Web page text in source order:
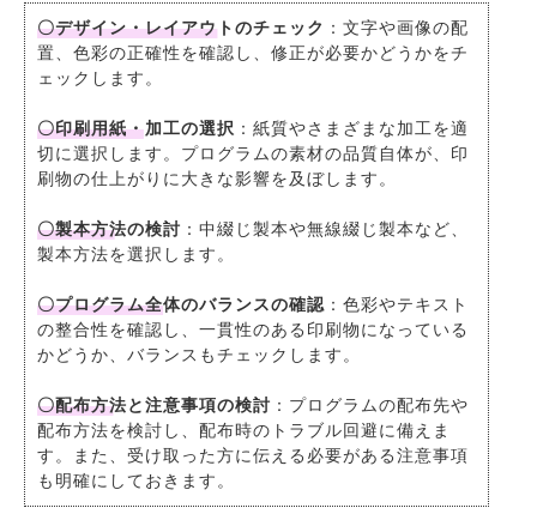
〇デザイン・レイアウトのチェック ：文字や画像の配
置、色彩の正確性を確認し、修正が必要かどうかをチ
ェックします。
〇印刷用紙・加工の選択 ：紙質やさまざまな加工を適
切に選択します。プログラムの素材の品質自体が、印
刷物の仕上がりに大きな影響を及ぼします。
〇製本方法の検討 ：中綴じ製本や無線綴じ製本など、
製本方法を選択します。
〇プログラム全体のバランスの確認 ：色彩やテキスト
の整合性を確認し、一貫性のある印刷物になっている
かどうか、バランスもチェックします。
〇配布方法と注意事項の検討 ：プログラムの配布先や
配布方法を検討し、配布時のトラブル回避に備えま
す。また、受け取った方に伝える必要がある注意事項
も明確にしておきます。